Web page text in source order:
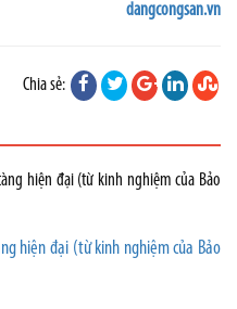
dangcongsan.vn
Chia sẻ:
hiện đại (từ kinh nghiệm của Bảo